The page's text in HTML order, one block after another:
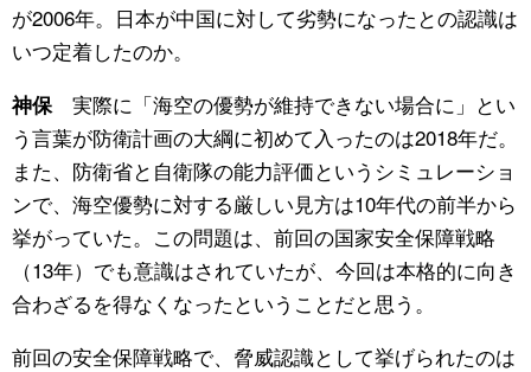
が2006年。日本が中国に対して劣勢になったとの認識は
いつ定着したのか。
神保実際に「海空の優勢が維持できない場合に」とい
う言葉が防衛計画の大綱に初めて入ったのは2018年だ。
また、防衛省と自衛隊の能力評価というシミュレーショ
ンで、海空優勢に対する厳しい見方は10年代の前半から
挙がっていた。この問題は、前回の国家安全保障戦略
（13年）でも意識はされていたが、今回は本格的に向き
合わざるを得なくなったということだと思う。
前回の安全保障戦略で、脅威認識として挙げられたのは